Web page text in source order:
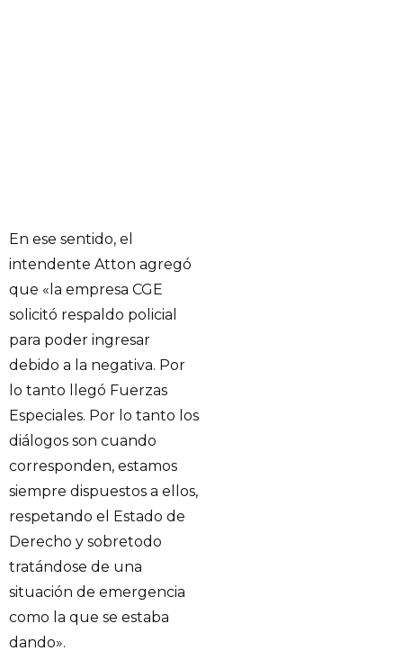
En ese sentido, el
intendente Atton agregó
que «la empresa CGE
solicitó respaldo policial
para poder ingresar
debido a la negativa. Por
lo tanto llegó Fuerzas
Especiales. Por lo tanto los
diálogos son cuando
corresponden, estamos
siempre dispuestos a ellos,
respetando el Estado de
Derecho y sobretodo
tratándose de una
situación de emergencia
como la que se estaba
dando».